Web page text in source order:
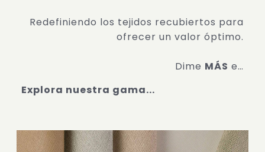
Redefiniendo los tejidos recubiertos para
ofrecer un valor óptimo.
Dime MÁS e…
Explora nuestra gama...